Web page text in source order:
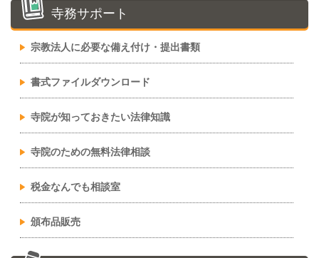
寺務サポート
宗教法人に必要な備え付け・提出書類
書式ファイルダウンロード
寺院が知っておきたい法律知識
寺院のための無料法律相談
税金なんでも相談室
頒布品販売